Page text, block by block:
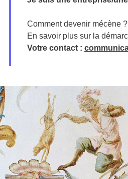
Comment devenir mécène ?
En savoir plus sur la
Votre contact :